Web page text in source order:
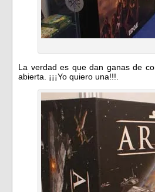
La verdad es que dan ganas de
abierta. ¡¡¡Yo quiero una!!!.